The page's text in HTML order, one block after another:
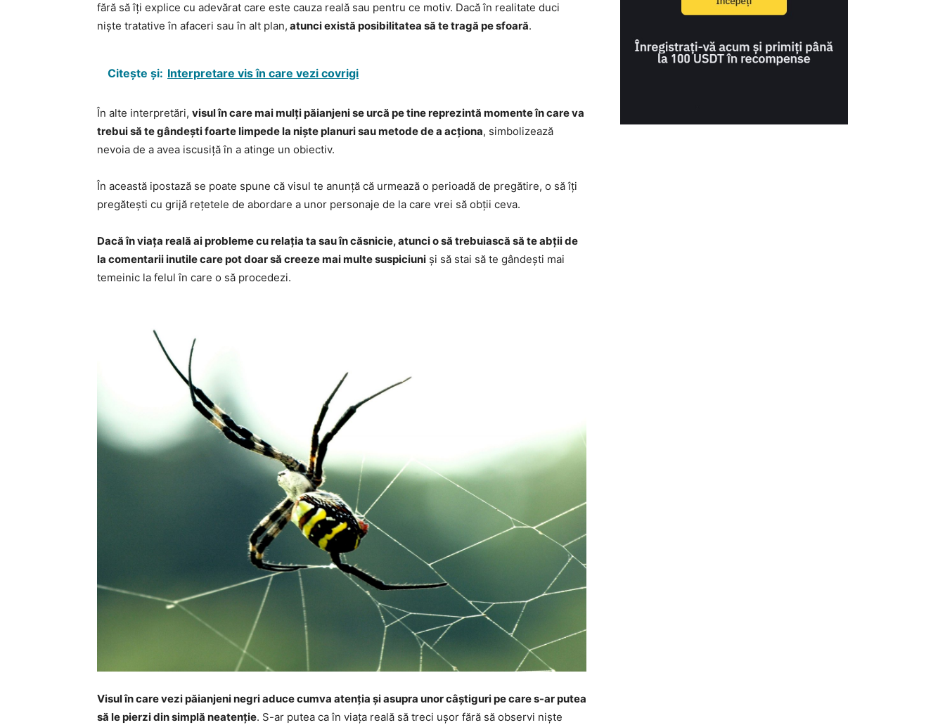
fără să îți explice cu adevărat care este cauza reală sau pentru ce motiv. Dacă în realitate duci
niște tratative în afaceri sau în alt plan, atunci există posibilitatea să te tragă pe sfoară.
Citește și: Interpretare vis în care vezi covrigi
În alte interpretări, visul în care mai mulți păianjeni se urcă pe tine reprezintă momente în care va
trebui să te gândești foarte limpede la niște planuri sau metode de a acționa, simbolizează
nevoia de a avea iscusiță în a atinge un obiectiv.
În această ipostază se poate spune că visul te anunță că urmează o perioadă de pregătire, o să îți
pregătești cu grijă rețetele de abordare a unor personaje de la care vrei să obții ceva.
Dacă în viața reală ai probleme cu relația ta sau în căsnicie, atunci o să trebuiască să te abții de
la comentarii inutile care pot doar să creeze mai multe suspiciuni și să stai să te gândești mai
temeinic la felul în care o să procedezi.
Visul în care vezi păianjeni negri aduce cumva atenția și asupra unor câștiguri pe care s-ar putea
să le pierzi din simplă neatenție. S-ar putea ca în viața reală să treci ușor fără să observi niște